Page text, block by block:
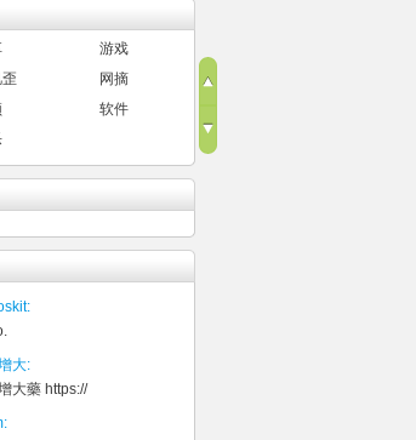
游戏
网摘
软件
大:
大藥 https://